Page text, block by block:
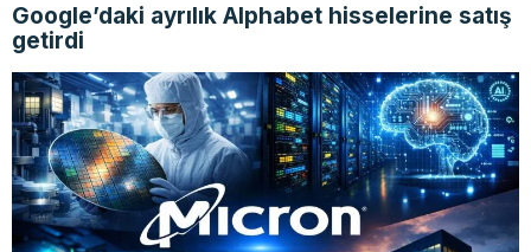
Google’daki ayrılık Alphabet hisselerine satış
getirdi